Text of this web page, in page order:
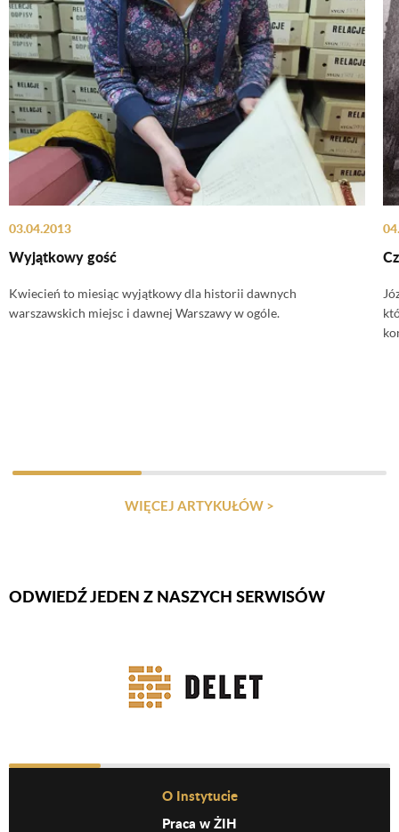
03.04.2013
Wyjątkowy gość
Kwiecień to miesiąc wyjątkowy dla historii dawnych
warszawskich miejsc i dawnej Warszawy w ogóle.
WIĘCEJ ARTYKUŁÓW >
Firmy Rotator
ODWIEDŹ JEDEN Z NASZYCH SERWISÓW
Before Footer MenuO Instytucie
Praca w ŻIH